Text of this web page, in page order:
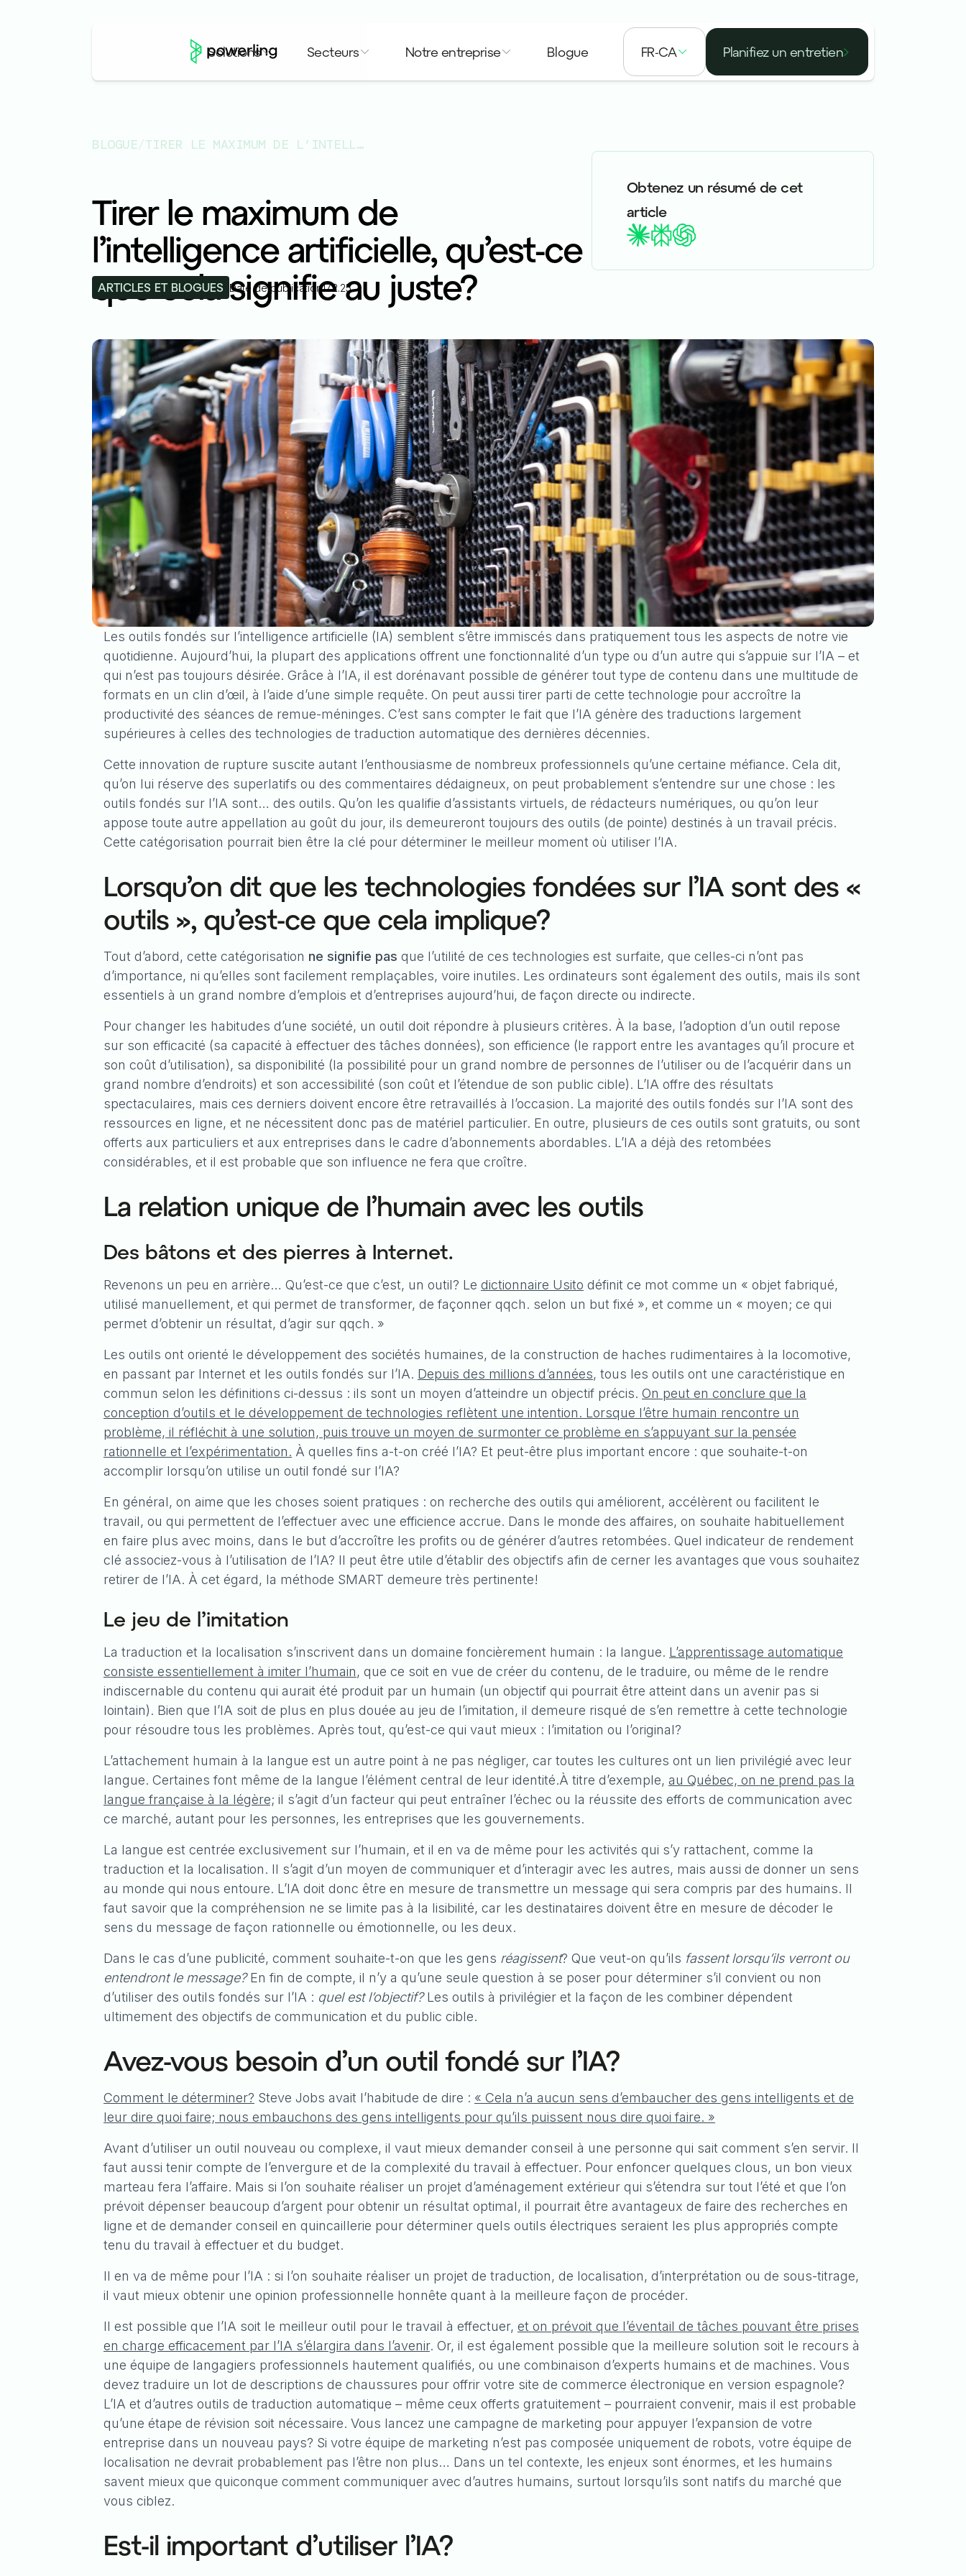
Solutions Secteurs Notre entreprise Blogue FR-CA Planifiez un entretien
BLOGUE/ TIRER LE MAXIMUM DE L’INTELLIGENCE ARTIFICIELLE, QU’EST-CE QUE CELA SIGNIFIE AU JUSTE?
Tirer le maximum de
l’intelligence artificielle, qu’est-ce
que cela signifie au juste?
ARTICLES ET BLOGUES Date de publication17.2.25
Obtenez un résumé de cet
article
Les outils fondés sur l’intelligence artificielle (IA) semblent s’être immiscés dans pratiquement tous les aspects de notre vie
quotidienne. Aujourd’hui, la plupart des applications offrent une fonctionnalité d’un type ou d’un autre qui s’appuie sur l’IA – et
qui n’est pas toujours désirée. Grâce à l’IA, il est dorénavant possible de générer tout type de contenu dans une multitude de
formats en un clin d’œil, à l’aide d’une simple requête. On peut aussi tirer parti de cette technologie pour accroître la
productivité des séances de remue-méninges. C’est sans compter le fait que l’IA génère des traductions largement
supérieures à celles des technologies de traduction automatique des dernières décennies.
Cette innovation de rupture suscite autant l’enthousiasme de nombreux professionnels qu’une certaine méfiance. Cela dit,
qu’on lui réserve des superlatifs ou des commentaires dédaigneux, on peut probablement s’entendre sur une chose : les
outils fondés sur l’IA sont… des outils. Qu’on les qualifie d’assistants virtuels, de rédacteurs numériques, ou qu’on leur
appose toute autre appellation au goût du jour, ils demeureront toujours des outils (de pointe) destinés à un travail précis.
Cette catégorisation pourrait bien être la clé pour déterminer le meilleur moment où utiliser l’IA.
Lorsqu’on dit que les technologies fondées sur l’IA sont des «
outils », qu’est-ce que cela implique?
Tout d’abord, cette catégorisation ne signifie pas que l’utilité de ces technologies est surfaite, que celles-ci n’ont pas
d’importance, ni qu’elles sont facilement remplaçables, voire inutiles. Les ordinateurs sont également des outils, mais ils sont
essentiels à un grand nombre d’emplois et d’entreprises aujourd’hui, de façon directe ou indirecte.
Pour changer les habitudes d’une société, un outil doit répondre à plusieurs critères. À la base, l’adoption d’un outil repose
sur son efficacité (sa capacité à effectuer des tâches données), son efficience (le rapport entre les avantages qu’il procure et
son coût d’utilisation), sa disponibilité (la possibilité pour un grand nombre de personnes de l’utiliser ou de l’acquérir dans un
grand nombre d’endroits) et son accessibilité (son coût et l’étendue de son public cible). L’IA offre des résultats
spectaculaires, mais ces derniers doivent encore être retravaillés à l’occasion. La majorité des outils fondés sur l’IA sont des
ressources en ligne, et ne nécessitent donc pas de matériel particulier. En outre, plusieurs de ces outils sont gratuits, ou sont
offerts aux particuliers et aux entreprises dans le cadre d’abonnements abordables. L’IA a déjà des retombées
considérables, et il est probable que son influence ne fera que croître.
La relation unique de l’humain avec les outils
Des bâtons et des pierres à Internet.
Revenons un peu en arrière… Qu’est-ce que c’est, un outil? Le dictionnaire Usito définit ce mot comme un « objet fabriqué,
utilisé manuellement, et qui permet de transformer, de façonner qqch. selon un but fixé », et comme un « moyen; ce qui
permet d’obtenir un résultat, d’agir sur qqch. »
Les outils ont orienté le développement des sociétés humaines, de la construction de haches rudimentaires à la locomotive,
en passant par Internet et les outils fondés sur l’IA. Depuis des millions d’années, tous les outils ont une caractéristique en
commun selon les définitions ci-dessus : ils sont un moyen d’atteindre un objectif précis. On peut en conclure que la
conception d’outils et le développement de technologies reflètent une intention. Lorsque l’être humain rencontre un
problème, il réfléchit à une solution, puis trouve un moyen de surmonter ce problème en s’appuyant sur la pensée
rationnelle et l’expérimentation. À quelles fins a-t-on créé l’IA? Et peut-être plus important encore : que souhaite-t-on
accomplir lorsqu’on utilise un outil fondé sur l’IA?
En général, on aime que les choses soient pratiques : on recherche des outils qui améliorent, accélèrent ou facilitent le
travail, ou qui permettent de l’effectuer avec une efficience accrue. Dans le monde des affaires, on souhaite habituellement
en faire plus avec moins, dans le but d’accroître les profits ou de générer d’autres retombées. Quel indicateur de rendement
clé associez-vous à l’utilisation de l’IA? Il peut être utile d’établir des objectifs afin de cerner les avantages que vous souhaitez
retirer de l’IA. À cet égard, la méthode SMART demeure très pertinente!
Le jeu de l’imitation
La traduction et la localisation s’inscrivent dans un domaine foncièrement humain : la langue. L’apprentissage automatique
consiste essentiellement à imiter l’humain, que ce soit en vue de créer du contenu, de le traduire, ou même de le rendre
indiscernable du contenu qui aurait été produit par un humain (un objectif qui pourrait être atteint dans un avenir pas si
lointain). Bien que l’IA soit de plus en plus douée au jeu de l’imitation, il demeure risqué de s’en remettre à cette technologie
pour résoudre tous les problèmes. Après tout, qu’est-ce qui vaut mieux : l’imitation ou l’original?
L’attachement humain à la langue est un autre point à ne pas négliger, car toutes les cultures ont un lien privilégié avec leur
langue. Certaines font même de la langue l’élément central de leur identité.À titre d’exemple, au Québec, on ne prend pas la
langue française à la légère; il s’agit d’un facteur qui peut entraîner l’échec ou la réussite des efforts de communication avec
ce marché, autant pour les personnes, les entreprises que les gouvernements.
La langue est centrée exclusivement sur l’humain, et il en va de même pour les activités qui s’y rattachent, comme la
traduction et la localisation. Il s’agit d’un moyen de communiquer et d’interagir avec les autres, mais aussi de donner un sens
au monde qui nous entoure. L’IA doit donc être en mesure de transmettre un message qui sera compris par des humains. Il
faut savoir que la compréhension ne se limite pas à la lisibilité, car les destinataires doivent être en mesure de décoder le
sens du message de façon rationnelle ou émotionnelle, ou les deux.
Dans le cas d’une publicité, comment souhaite-t-on que les gens réagissent? Que veut-on qu’ils fassent lorsqu’ils verront ou
entendront le message?En fin de compte, il n’y a qu’une seule question à se poser pour déterminer s’il convient ou non
d’utiliser des outils fondés sur l’IA : quel est l’objectif?Les outils à privilégier et la façon de les combiner dépendent
ultimement des objectifs de communication et du public cible.
Avez-vous besoin d’un outil fondé sur l’IA?
Comment le déterminer? Steve Jobs avait l’habitude de dire : « Cela n’a aucun sens d’embaucher des gens intelligents et de
leur dire quoi faire; nous embauchons des gens intelligents pour qu’ils puissent nous dire quoi faire. »
Avant d’utiliser un outil nouveau ou complexe, il vaut mieux demander conseil à une personne qui sait comment s’en servir. Il
faut aussi tenir compte de l’envergure et de la complexité du travail à effectuer. Pour enfoncer quelques clous, un bon vieux
marteau fera l’affaire. Mais si l’on souhaite réaliser un projet d’aménagement extérieur qui s’étendra sur tout l’été et que l’on
prévoit dépenser beaucoup d’argent pour obtenir un résultat optimal, il pourrait être avantageux de faire des recherches en
ligne et de demander conseil en quincaillerie pour déterminer quels outils électriques seraient les plus appropriés compte
tenu du travail à effectuer et du budget.
Il en va de même pour l’IA : si l’on souhaite réaliser un projet de traduction, de localisation, d’interprétation ou de sous-titrage,
il vaut mieux obtenir une opinion professionnelle honnête quant à la meilleure façon de procéder.
Il est possible que l’IA soit le meilleur outil pour le travail à effectuer, et on prévoit que l’éventail de tâches pouvant être prises
en charge efficacement par l’IA s’élargira dans l’avenir. Or, il est également possible que la meilleure solution soit le recours à
une équipe de langagiers professionnels hautement qualifiés, ou une combinaison d’experts humains et de machines. Vous
devez traduire un lot de descriptions de chaussures pour offrir votre site de commerce électronique en version espagnole?
L’IA et d’autres outils de traduction automatique – même ceux offerts gratuitement – pourraient convenir, mais il est probable
qu’une étape de révision soit nécessaire. Vous lancez une campagne de marketing pour appuyer l’expansion de votre
entreprise dans un nouveau pays? Si votre équipe de marketing n’est pas composée uniquement de robots, votre équipe de
localisation ne devrait probablement pas l’être non plus… Dans un tel contexte, les enjeux sont énormes, et les humains
savent mieux que quiconque comment communiquer avec d’autres humains, surtout lorsqu’ils sont natifs du marché que
vous ciblez.
Est-il important d’utiliser l’IA?